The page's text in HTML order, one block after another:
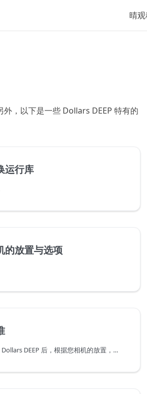
晴
，以下是一些 Dollars DEEP 特有的
运行库
的放置与选项
当您启动 Dollars DEEP 后，根据您相机的放置，动捕人偶可能出现在屏幕的任何位置。